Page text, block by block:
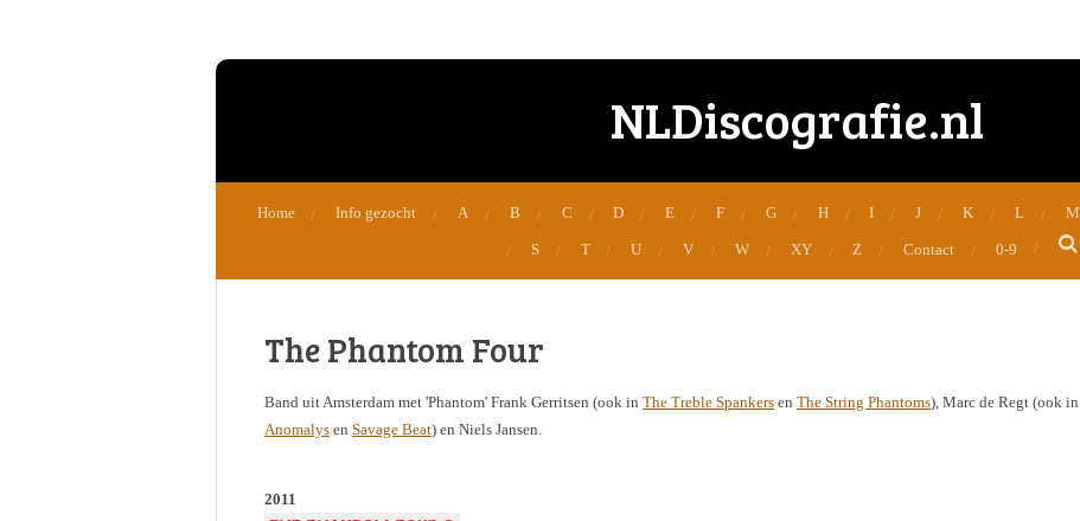
NLDiscografie.nl
Home Info gezocht A B C D E F G H I J K L M
S T U V W XY Z Contact 0-9
The Phantom Four
Band uit Amsterdam met 'Phantom' Frank Gerritsen (ook in The Treble Spankers en The String Phantoms), Marc de Regt (ook in
Anomalys en Savage Beat) en Niels Jansen.
2011